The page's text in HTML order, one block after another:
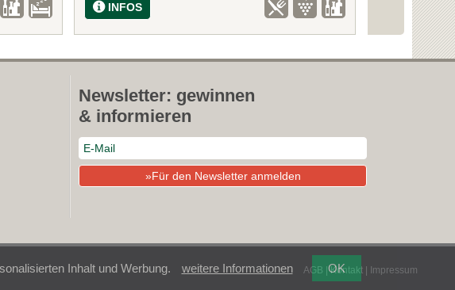
INFOS INFOS
Newsletter: gewinnen
& informieren
»Für den Newsletter anmelden
AGB |Kontakt Impressum
Inhalt und Werbung. weitere Informationen OK